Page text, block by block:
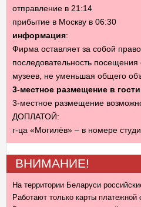
отправление в 21:14
прибытие в Москву в 06:30
информация:
Фирма оставляет за собой
последовательность
музеев, не уменьшая общего
3-местное размещение в
3-местное размещение
ДОПЛАТОЙ:
г-ца «Могилёв» – в номере
ВНИМАНИЕ!
На территории Беларуси
Работают только карты